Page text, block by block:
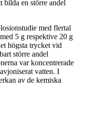
en större andel
med flertal
5 g respektive 20 g
högsta trycket vid
större andel
var koncentrerade
vatten. I
av de kemiska